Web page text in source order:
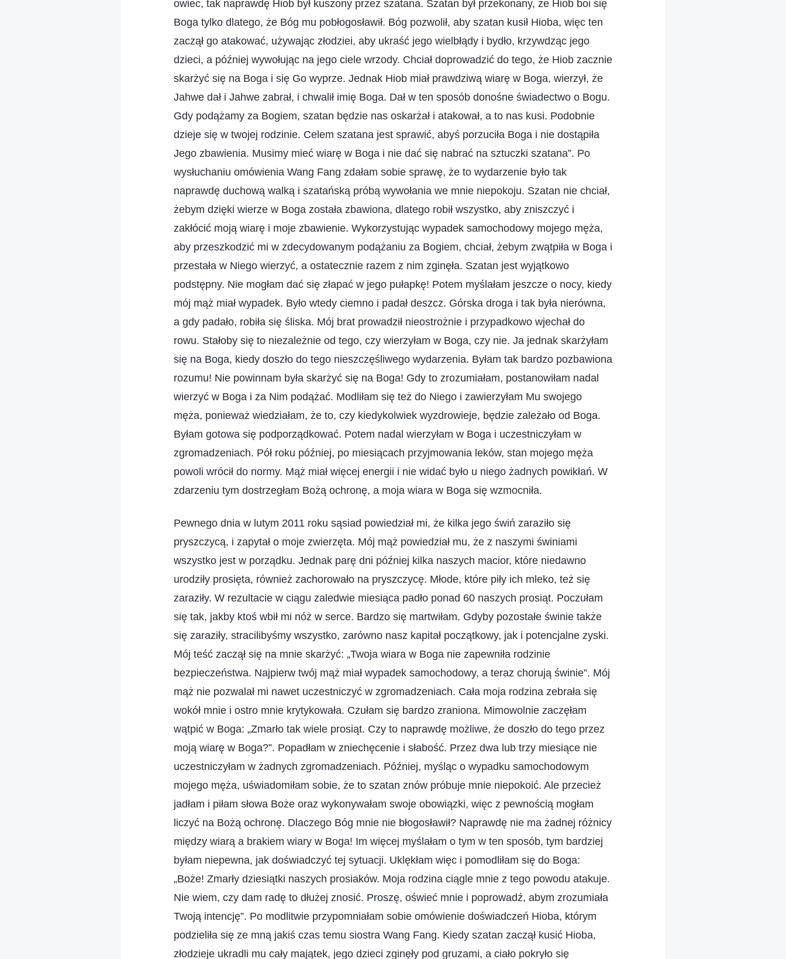
owiec, tak naprawdę Hiob był kuszony przez szatana. Szatan był przekonany, że Hiob boi się
Boga tylko dlatego, że Bóg mu pobłogosławił. Bóg pozwolił, aby szatan kusił Hioba, więc ten
zaczął go atakować, używając złodziei, aby ukraść jego wielbłądy i bydło, krzywdząc jego
dzieci, a później wywołując na jego ciele wrzody. Chciał doprowadzić do tego, że Hiob zacznie
skarżyć się na Boga i się Go wyprze. Jednak Hiob miał prawdziwą wiarę w Boga, wierzył, że
Jahwe dał i Jahwe zabrał, i chwalił imię Boga. Dał w ten sposób donośne świadectwo o Bogu.
Gdy podążamy za Bogiem, szatan będzie nas oskarżał i atakował, a to nas kusi. Podobnie
dzieje się w twojej rodzinie. Celem szatana jest sprawić, abyś porzuciła Boga i nie dostąpiła
Jego zbawienia. Musimy mieć wiarę w Boga i nie dać się nabrać na sztuczki szatana”. Po
wysłuchaniu omówienia Wang Fang zdałam sobie sprawę, że to wydarzenie było tak
naprawdę duchową walką i szatańską próbą wywołania we mnie niepokoju. Szatan nie chciał,
żebym dzięki wierze w Boga została zbawiona, dlatego robił wszystko, aby zniszczyć i
zakłócić moją wiarę i moje zbawienie. Wykorzystując wypadek samochodowy mojego męża,
aby przeszkodzić mi w zdecydowanym podążaniu za Bogiem, chciał, żebym zwątpiła w Boga i
przestała w Niego wierzyć, a ostatecznie razem z nim zginęła. Szatan jest wyjątkowo
podstępny. Nie mogłam dać się złapać w jego pułapkę! Potem myślałam jeszcze o nocy, kiedy
mój mąż miał wypadek. Było wtedy ciemno i padał deszcz. Górska droga i tak była nierówna,
a gdy padało, robiła się śliska. Mój brat prowadził nieostrożnie i przypadkowo wjechał do
rowu. Stałoby się to niezależnie od tego, czy wierzyłam w Boga, czy nie. Ja jednak skarżyłam
się na Boga, kiedy doszło do tego nieszczęśliwego wydarzenia. Byłam tak bardzo pozbawiona
rozumu! Nie powinnam była skarżyć się na Boga! Gdy to zrozumiałam, postanowiłam nadal
wierzyć w Boga i za Nim podążać. Modliłam się też do Niego i zawierzyłam Mu swojego
męża, ponieważ wiedziałam, że to, czy kiedykolwiek wyzdrowieje, będzie zależało od Boga.
Byłam gotowa się podporządkować. Potem nadal wierzyłam w Boga i uczestniczyłam w
zgromadzeniach. Pół roku później, po miesiącach przyjmowania leków, stan mojego męża
powoli wrócił do normy. Mąż miał więcej energii i nie widać było u niego żadnych powikłań. W
zdarzeniu tym dostrzegłam Bożą ochronę, a moja wiara w Boga się wzmocniła.
Pewnego dnia w lutym 2011 roku sąsiad powiedział mi, że kilka jego świń zaraziło się
pryszczycą, i zapytał o moje zwierzęta. Mój mąż powiedział mu, że z naszymi świniami
wszystko jest w porządku. Jednak parę dni później kilka naszych macior, które niedawno
urodziły prosięta, również zachorowało na pryszczycę. Młode, które piły ich mleko, też się
zaraziły. W rezultacie w ciągu zaledwie miesiąca padło ponad 60 naszych prosiąt. Poczułam
się tak, jakby ktoś wbił mi nóż w serce. Bardzo się martwiłam. Gdyby pozostałe świnie także
się zaraziły, stracilibyśmy wszystko, zarówno nasz kapitał początkowy, jak i potencjalne zyski.
Mój teść zaczął się na mnie skarżyć: „Twoja wiara w Boga nie zapewniła rodzinie
bezpieczeństwa. Najpierw twój mąż miał wypadek samochodowy, a teraz chorują świnie”. Mój
mąż nie pozwalał mi nawet uczestniczyć w zgromadzeniach. Cała moja rodzina zebrała się
wokół mnie i ostro mnie krytykowała. Czułam się bardzo zraniona. Mimowolnie zaczęłam
wątpić w Boga: „Zmarło tak wiele prosiąt. Czy to naprawdę możliwe, że doszło do tego przez
moją wiarę w Boga?”. Popadłam w zniechęcenie i słabość. Przez dwa lub trzy miesiące nie
uczestniczyłam w żadnych zgromadzeniach. Później, myśląc o wypadku samochodowym
mojego męża, uświadomiłam sobie, że to szatan znów próbuje mnie niepokoić. Ale przecież
jadłam i piłam słowa Boże oraz wykonywałam swoje obowiązki, więc z pewnością mogłam
liczyć na Bożą ochronę. Dlaczego Bóg mnie nie błogosławił? Naprawdę nie ma żadnej różnicy
między wiarą a brakiem wiary w Boga! Im więcej myślałam o tym w ten sposób, tym bardziej
byłam niepewna, jak doświadczyć tej sytuacji. Uklękłam więc i pomodliłam się do Boga:
„Boże! Zmarły dziesiątki naszych prosiaków. Moja rodzina ciągle mnie z tego powodu atakuje.
Nie wiem, czy dam radę to dłużej znosić. Proszę, oświeć mnie i poprowadź, abym zrozumiała
Twoją intencję”. Po modlitwie przypomniałam sobie omówienie doświadczeń Hioba, którym
podzieliła się ze mną jakiś czas temu siostra Wang Fang. Kiedy szatan zaczął kusić Hioba,
złodzieje ukradli mu cały majątek, jego dzieci zginęły pod gruzami, a ciało pokryło się